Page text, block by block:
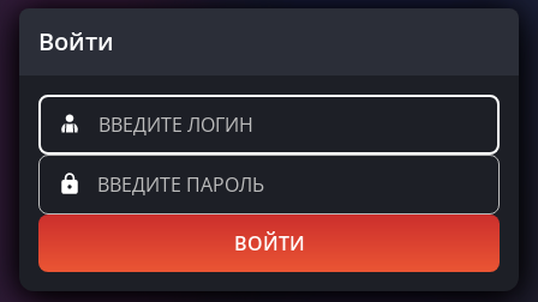
Войти
ВОЙТИ